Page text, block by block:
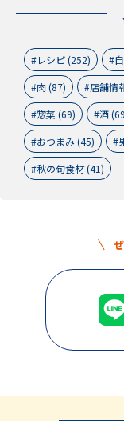
レシピ (252)
肉 (87)
店舗情
惣菜 (69)
酒
おつまみ (45)
秋の旬食材 (41)